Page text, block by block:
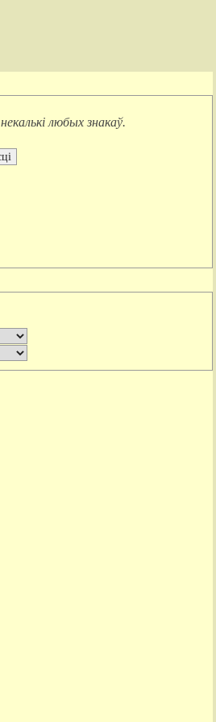
некалькі любых знакаў.